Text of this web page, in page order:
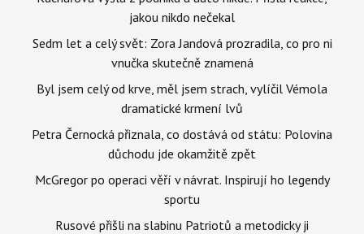
jakou nikdo nečekal
Sedm let a celý svět: Zora Jandová prozradila, co pro ni
vnučka skutečně znamená
Byl jsem celý od krve, měl jsem strach, vylíčil Vémola
dramatické krmení lvů
Petra Černocká přiznala, co dostává od státu: Polovina
důchodu jde okamžitě zpět
McGregor po operaci věří v návrat. Inspirují ho legendy
sportu
Rusové přišli na slabinu Patriotů a metodicky ji